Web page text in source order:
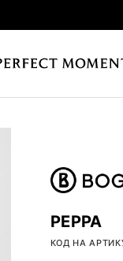
PEPPA
КОД НА